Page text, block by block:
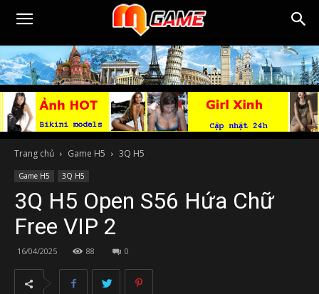
Trang chủ Game H5 3Q H5
Game H5 3Q H5
3Q H5 Open S56 Hứa Chữ
Free VIP 2
16/04/2025 88 0